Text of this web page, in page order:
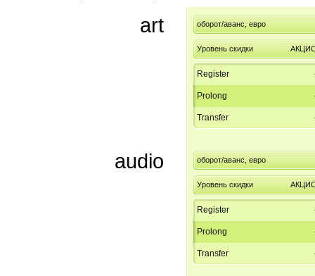
art оборот/аванс, евро
Уровень скидки
Register
Prolong
Transfer
audio оборот/аванс, евро
Уровень скидки
Register
Prolong
Transfer